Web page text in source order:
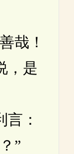
哉！
，是
：
”